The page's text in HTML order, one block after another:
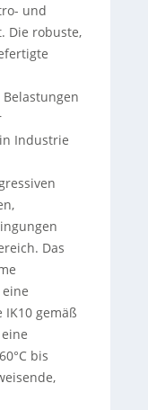
und
Die robuste,
Industrie
Das
gemäß
bis